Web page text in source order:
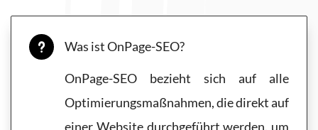
u Was ist OnPage-SEO?
OnPage-SEO bezieht sich auf alle
Optimierungsmaßnahmen, die direkt auf
einer Website durchgeführt werden, um